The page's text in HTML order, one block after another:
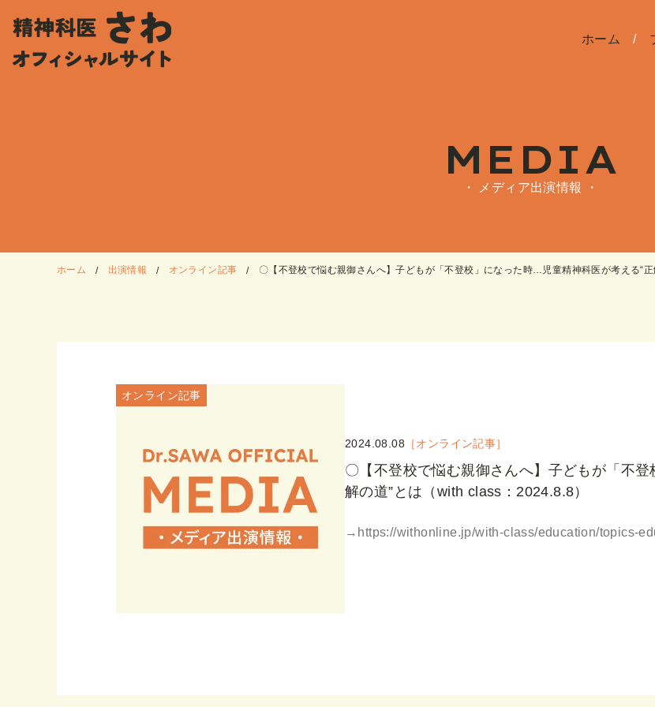
ホーム
MEDIA
・ メディア出演情報 ・
ホーム 出演情報 オンライン記事 〇【不登校で悩む親御さんへ】子どもが「不登校」になった時…児童精神科医が考える“
オンライン記事
2024.08.08 ［オンライン記事］
〇【不登校で悩む親御さんへ】子どもが「不
解の道”とは（with class：2024.8.8）
→https://withonline.jp/with-class/education/topics-